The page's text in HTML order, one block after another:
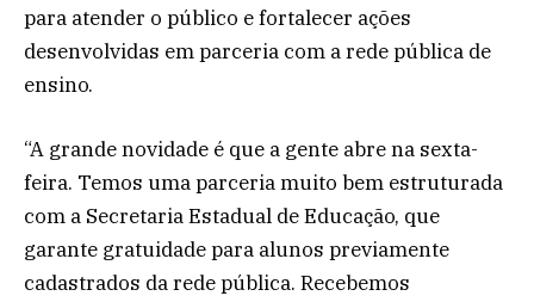
para atender o público e fortalecer ações
desenvolvidas em parceria com a rede pública de
ensino.
“A grande novidade é que a gente abre na sexta-
feira. Temos uma parceria muito bem estruturada
com a Secretaria Estadual de Educação, que
garante gratuidade para alunos previamente
cadastrados da rede pública. Recebemos